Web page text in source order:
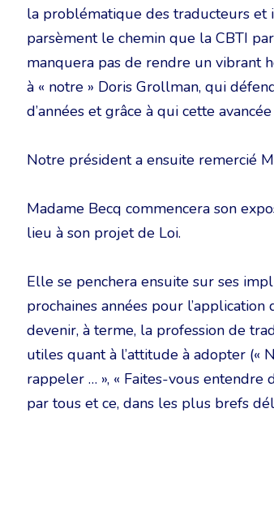
la problématique des traducteurs et
parsèment le chemin que la CBTI
manquera pas de rendre un vibrant
à « notre » Doris Grollman, qui
d’années et grâce à qui cette
Notre président a ensuite remercié
Madame Becq commencera son
lieu à son projet de Loi.
Elle se penchera ensuite sur ses
prochaines années pour
devenir, à terme, la profession de
utiles quant à l’attitude à adopter («
rappeler … », « Faites-vous entendre
par tous et ce, dans les plus brefs